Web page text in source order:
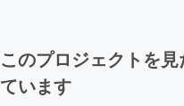
このプロジェクトを
ています